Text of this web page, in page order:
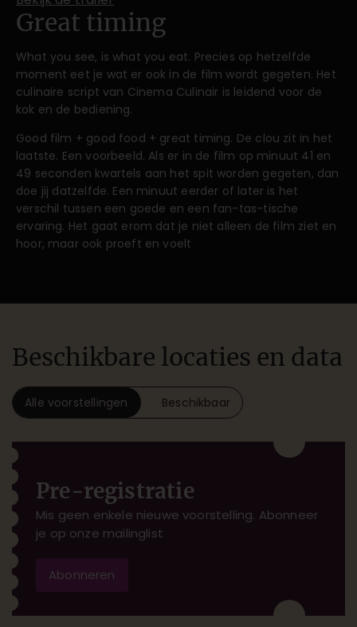
Great timing
What you see, is what you eat. Precies op hetzelfde
moment eet je wat er ook in de film wordt gegeten. Het
culinaire script van Cinema Culinair is leidend voor de
kok en de bediening.
Good film + good food + great timing. De clou zit in het
laatste. Een voorbeeld. Als er in de film op minuut 41 en
49 seconden kwartels aan het spit worden gegeten, dan
doe jij datzelfde. Een minuut eerder of later is het
verschil tussen een goede en een fan-tas-tische
ervaring. Het gaat erom dat je niet alleen de film ziet en
hoor, maar ook proeft en voelt
Beschikbare locaties en data
Alle voorstellingen Beschikbaar
Pre-registratie
Mis geen enkele nieuwe voorstelling. Abonneer
je op onze mailinglist
Abonneren